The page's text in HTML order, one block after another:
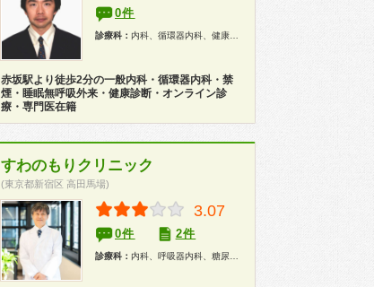
0件
診療科： 内科、循環器内科、健康診断
赤坂駅より徒歩2分の一般内科・循環器内科・禁
煙・睡眠無呼吸外来・健康診断・オンライン診
療・専門医在籍
すわのもりクリニック
(東京都新宿区 高田馬場)
3.07
0件 2件
診療科： 内科、呼吸器内科、糖尿病科、アレルギー科、神経内科、健康診断